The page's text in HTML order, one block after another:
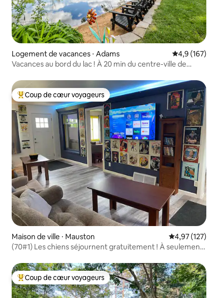
Logement de vacances ⋅ Adams Évaluation
4,9 (167)
Vacances au bord du lac ! À 20 min du centre-ville de
Coups de cœur voyageurs les plus appréciés
Coup de cœur voyageurs
Maison de ville ⋅ Mauston Évaluation
4,97 (127)
(70#1) Les chiens séjournent gratuitement ! À seulement
Coups de cœur voyageurs les plus appréciés
Coup de cœur voyageurs